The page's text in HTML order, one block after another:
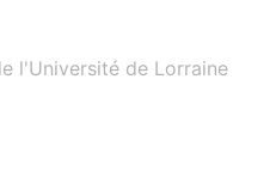
l'Université de Lorraine